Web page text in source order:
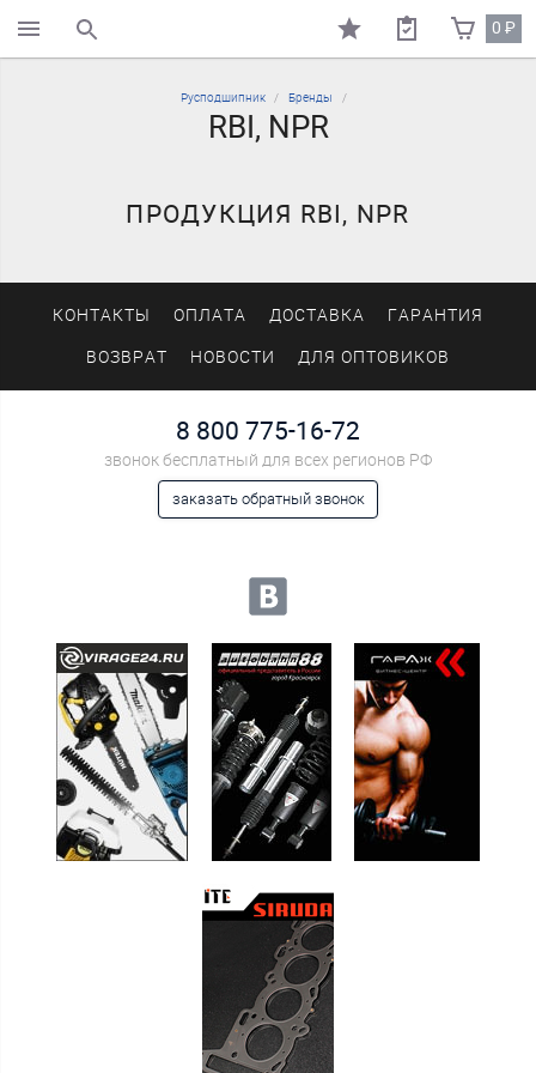
поиск по каталогу 0₽
Русподшипник Бренды
RBI, NPR
ПРОДУКЦИЯ RBI, NPR
КОНТАКТЫ ОПЛАТА ДОСТАВКА ГАРАНТИЯ
ВОЗВРАТ НОВОСТИ ДЛЯ ОПТОВИКОВ
8 800 775-16-72
звонок бесплатный для всех регионов РФ
заказать обратный звонок